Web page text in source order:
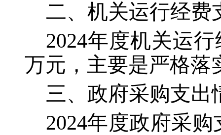
二、机关运行经费
2024年度机关运
万元，主要是严格落
三、政府采购支出
2024年度政府采